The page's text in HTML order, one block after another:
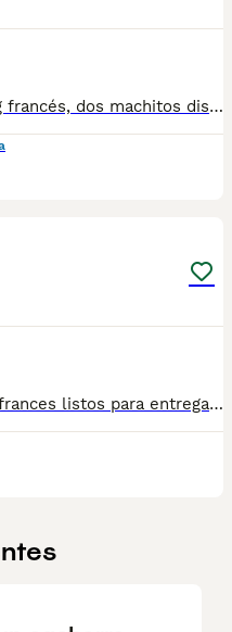
Preciosos cachorros de bulldog francés, dos machitos disponibles para entregar a primeros de agosto. Mas información por privado Precio desde 1000e
Disponibles preciosos bulldog frances listos para entregar, se entregan vacunados con su vacuna correspondiente a su edad desparasitados y revisados por el veterinario con su cartilla sanitaria, garantía vírica, contrato de compraventa, precios segun color ,morfología y sexo,wassa para informacion 667536240